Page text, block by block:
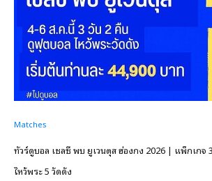
Matches
ทัวร์ดูบอล เชลซี พบ ยูเวนตุส ฮ่องกง 2026 | แพ็กเกจ
ไหว้พระ 5 วัดดัง